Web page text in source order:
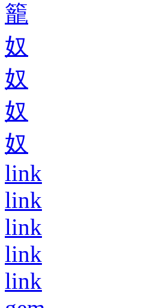
籠
奴
奴
奴
奴
link
link
link
link
link